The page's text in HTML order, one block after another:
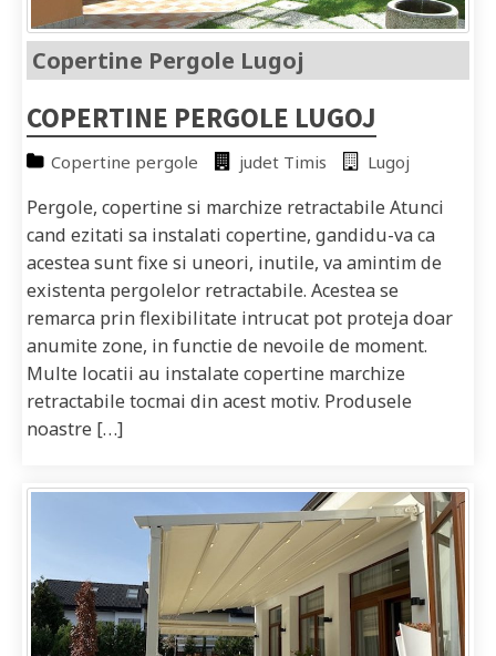
Copertine Pergole Lugoj
COPERTINE PERGOLE LUGOJ
Copertine pergole judet Timis Lugoj
Pergole, copertine si marchize retractabile Atunci
cand ezitati sa instalati copertine, gandidu-va ca
acestea sunt fixe si uneori, inutile, va amintim de
existenta pergolelor retractabile. Acestea se
remarca prin flexibilitate intrucat pot proteja doar
anumite zone, in functie de nevoile de moment.
Multe locatii au instalate copertine marchize
retractabile tocmai din acest motiv. Produsele
noastre […]